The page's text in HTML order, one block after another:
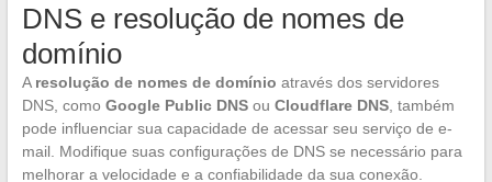
DNS e resolução de nomes de
domínio
A resolução de nomes de domínio através dos servidores
DNS, como Google Public DNSou Cloudflare DNS, também
pode influenciar sua capacidade de acessar seu serviço de e-
mail. Modifique suas configurações de DNS se necessário para
melhorar a velocidade e a confiabilidade da sua conexão.